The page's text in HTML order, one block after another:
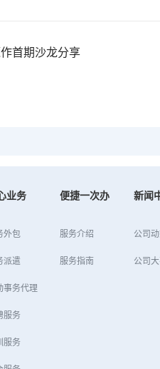
首期沙龙分享
业务
外包
派遣
事务代理
服务
服务
便捷一次办
服务介绍
服务指南
新闻
公司
公司